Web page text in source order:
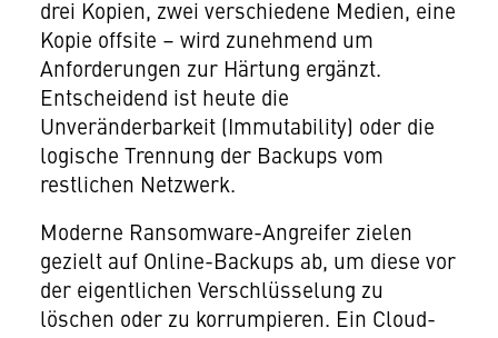
drei Kopien, zwei verschiedene Medien, eine
Kopie offsite – wird zunehmend um
Anforderungen zur Härtung ergänzt.
Entscheidend ist heute die
Unveränderbarkeit (Immutability) oder die
logische Trennung der Backups vom
restlichen Netzwerk.
Moderne Ransomware-Angreifer zielen
gezielt auf Online-Backups ab, um diese vor
der eigentlichen Verschlüsselung zu
löschen oder zu korrumpieren. Ein Cloud-